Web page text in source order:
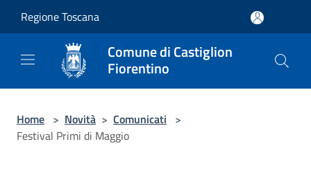
Regione Toscana
Comune di Castiglion
Fiorentino
Home > Novità > Comunicati >
Festival Primi di Maggio